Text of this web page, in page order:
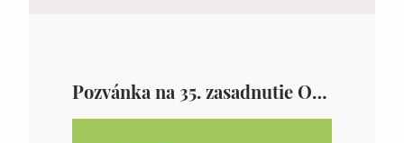
Pozvánka na 35. zasadnutie OZ v Zámutove